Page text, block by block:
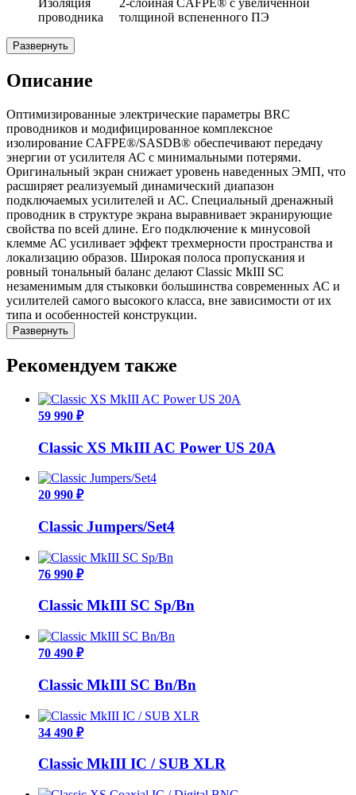
Изоляция
проводника
2-слойная CAFPE® с увеличенной
толщиной вспененного ПЭ
Развернуть
Описание
Оптимизированные электрические параметры BRC
проводников и модифицированное комплексное
изолирование CAFPE®/SASDB® обеспечивают передачу
энергии от усилителя АС с минимальными потерями.
Оригинальный экран снижает уровень наведенных ЭМП, что
расширяет реализуемый динамический диапазон
подключаемых усилителей и АС. Специальный дренажный
проводник в структуре экрана выравнивает экранирующие
свойства по всей длине. Его подключение к минусовой
клемме АС усиливает эффект трехмерности пространства и
локализацию образов. Широкая полоса пропускания и
ровный тональный баланс делают Classic MkIII SC
незаменимым для стыковки большинства современных АС и
усилителей самого высокого класса, вне зависимости от их
типа и особенностей конструкции.
Развернуть
Рекомендуем также
59 990 ₽
Classic XS MkIII AC Power US 20A
20 990 ₽
Classic Jumpers/Set4
76 990 ₽
Classic MkIII SC Sp/Bn
70 490 ₽
Classic MkIII SC Bn/Bn
34 490 ₽
Classic MkIII IC / SUB XLR